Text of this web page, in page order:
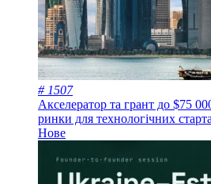
# 1507
Акселератор та грант до $75
ринки для технологічних
Нове